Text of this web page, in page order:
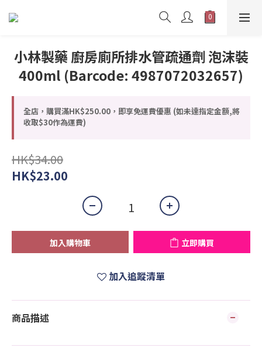
小林製藥 廚房廁所排水管疏通劑 泡沫裝
400ml (Barcode: 4987072032657)
全店，購買滿HK$250.00，即享免運費優惠 (如未達指定金額,將
收取$30作為運費)
HK$34.00
HK$23.00
加入購物車 立即購買
加入追蹤清單
商品描述